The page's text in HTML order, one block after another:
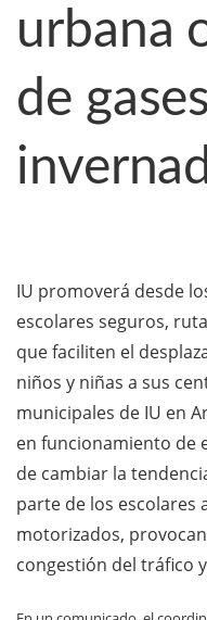
urbana
de
IU promoverá desde
escolares seguros,
que faciliten el
niños y niñas a sus
municipales de IU en
en funcionamiento de
de cambiar la
parte de los escolares
motorizados,
congestión del tráfico